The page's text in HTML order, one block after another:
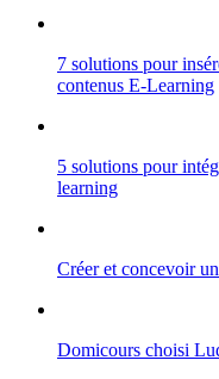
7 solutions pour
contenus E-Learning
5 solutions pour
learning
Créer et concevoir
Domicours choisi